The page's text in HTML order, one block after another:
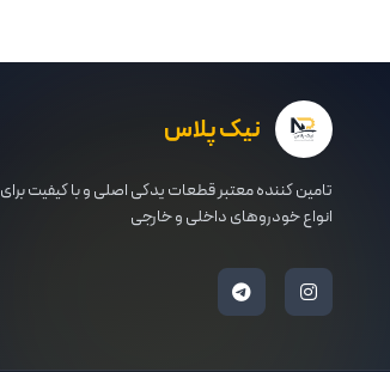
نیک پلاس
تامین کننده معتبر قطعات یدکی اصلی و با کیفیت برای
انواع خودروهای داخلی و خارجی